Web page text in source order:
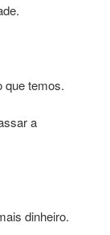
que temos.
a
dinheiro.